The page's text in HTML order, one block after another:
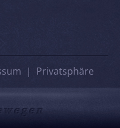
Privatsphäre